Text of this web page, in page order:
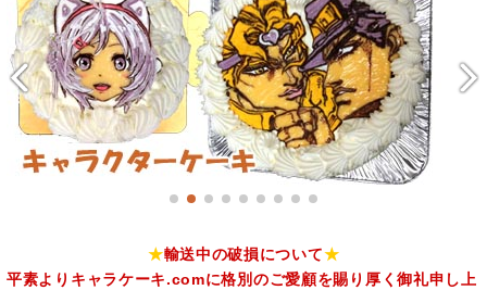
★輸送中の破損について★
平素よりキャラケーキ.comに格別のご愛顧を賜り厚く御礼申し上